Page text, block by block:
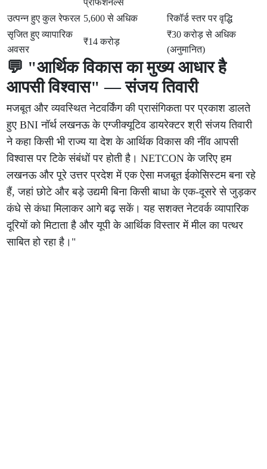
प्रोफेशनल्स
उत्पन्न हुए कुल रेफरल 5,600 से अधिक
रिकॉर्ड स्तर पर वृद्धि
सृजित हुए व्यापारिक
अवसर
₹14 करोड़
₹30 करोड़ से अधिक
(अनुमानित)
💬 "आर्थिक विकास का मुख्य आधार है
आपसी विश्वास" — संजय तिवारी
मजबूत और व्यवस्थित नेटवर्किंग की प्रासंगिकता पर प्रकाश डालते
हुए BNI नॉर्थ लखनऊ के एग्जीक्यूटिव डायरेक्टर श्री संजय तिवारी
ने कहा किसी भी राज्य या देश के आर्थिक विकास की नींव आपसी
विश्वास पर टिके संबंधों पर होती है। NETCON के जरिए हम
लखनऊ और पूरे उत्तर प्रदेश में एक ऐसा मजबूत ईकोसिस्टम बना रहे
हैं, जहां छोटे और बड़े उद्यमी बिना किसी बाधा के एक-दूसरे से जुड़कर
कंधे से कंधा मिलाकर आगे बढ़ सकें। यह सशक्त नेटवर्क व्यापारिक
दूरियों को मिटाता है और यूपी के आर्थिक विस्तार में मील का पत्थर
साबित हो रहा है।"